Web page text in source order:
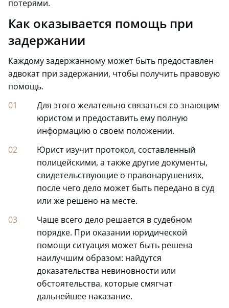
потерями.
Как оказывается помощь при
задержании
Каждому задержанному может быть предоставлен
адвокат при задержании, чтобы получить правовую
помощь.
Для этого желательно связаться со знающим
юристом и предоставить ему полную
информацию о своем положении.
Юрист изучит протокол, составленный
полицейскими, а также другие документы,
свидетельствующие о правонарушениях,
после чего дело может быть передано в суд
или же решено на месте.
Чаще всего дело решается в судебном
порядке. При оказании юридической
помощи ситуация может быть решена
наилучшим образом: найдутся
доказательства невиновности или
обстоятельства, которые смягчат
дальнейшее наказание.